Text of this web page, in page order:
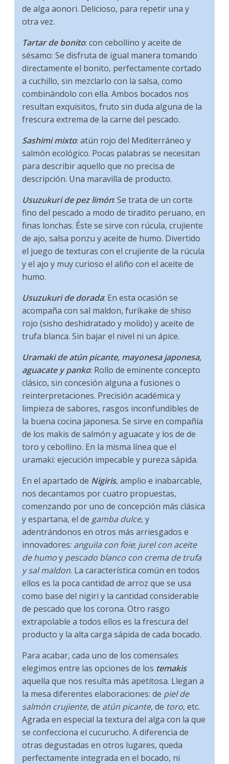
de alga aonori. Delicioso, para repetir una y
otra vez.
Tartar de bonito: con cebollino y aceite de
sésamo: Se disfruta de igual manera tomando
directamente el bonito, perfectamente cortado
a cuchillo, sin mezclarlo con la salsa, como
combinándolo con ella. Ambos bocados nos
resultan exquisitos, fruto sin duda alguna de la
frescura extrema de la carne del pescado.
Sashimi mixto: atún rojo del Mediterráneo y
salmón ecológico. Pocas palabras se necesitan
para describir aquello que no precisa de
descripción. Una maravilla de producto.
Usuzukuri de pez limón: Se trata de un corte
fino del pescado a modo de tiradito peruano, en
finas lonchas. Éste se sirve con rúcula, crujiente
de ajo, salsa ponzu y aceite de humo. Divertido
el juego de texturas con el crujiente de la rúcula
y el ajo y muy curioso el aliño con el aceite de
humo.
Usuzukuri de dorada: En esta ocasión se
acompaña con sal maldon, furikake de shiso
rojo (sisho deshidratado y molido) y aceite de
trufa blanca. Sin bajar el nivel ni un ápice.
Uramaki de atún picante, mayonesa japonesa,
aguacate y panko: Rollo de eminente concepto
clásico, sin concesión alguna a fusiones o
reinterpretaciones. Precisión académica y
limpieza de sabores, rasgos inconfundibles de
la buena cocina japonesa. Se sirve en compañía
de los makis de salmón y aguacate y los de de
toro y cebollino. En la misma línea que el
uramaki: ejecución impecable y pureza sápida.
En el apartado de Nigiris, amplio e inabarcable,
nos decantamos por cuatro propuestas,
comenzando por uno de concepción más clásica
y espartana, el de gamba dulce, y
adentrándonos en otros más arriesgados e
innovadores: anguila con foie; jurel con aceite
de humoy pescado blanco con crema de trufa
y sal maldon. La característica común en todos
ellos es la poca cantidad de arroz que se usa
como base del nigiri y la cantidad considerable
de pescado que los corona. Otro rasgo
extrapolable a todos ellos es la frescura del
producto y la alta carga sápida de cada bocado.
Para acabar, cada uno de los comensales
elegimos entre las opciones de los temakis
aquella que nos resulta más apetitosa. Llegan a
la mesa diferentes elaboraciones: de piel de
salmón crujiente, de atún picante, de toro, etc.
Agrada en especial la textura del alga con la que
se confecciona el cucurucho. A diferencia de
otras degustadas en otros lugares, queda
perfectamente integrada en el bocado, ni